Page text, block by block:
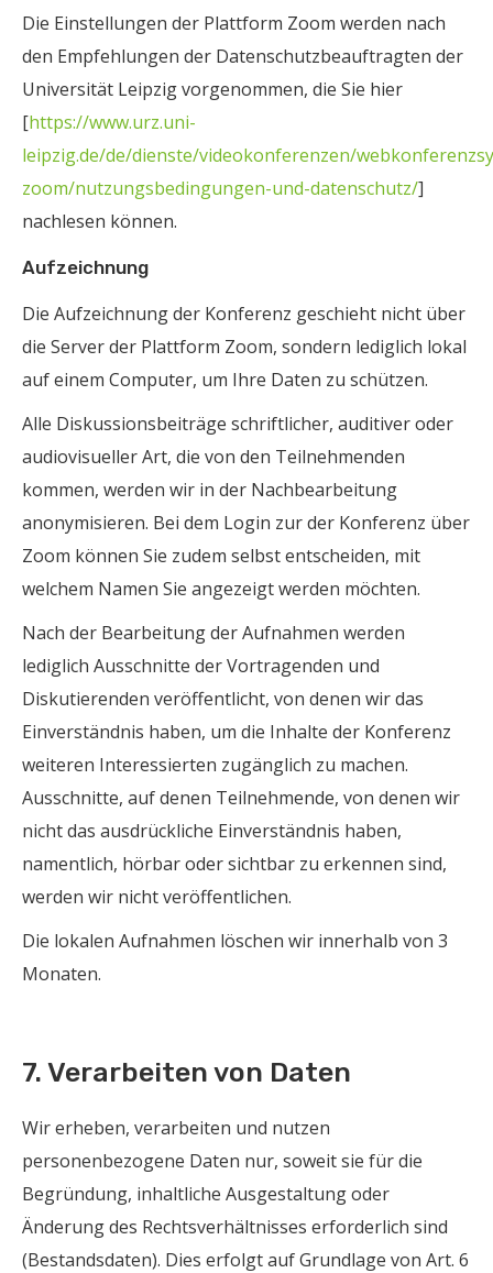
Die Einstellungen der Plattform Zoom werden nach
den Empfehlungen der Datenschutzbeauftragten der
Universität Leipzig vorgenommen, die Sie hier
[https://www.urz.uni-
leipzig.de/de/dienste/videokonferenzen/
zoom/nutzungsbedingungen-und-datenschutz/]
nachlesen können.
Aufzeichnung
Die Aufzeichnung der Konferenz geschieht nicht über
die Server der Plattform Zoom, sondern lediglich lokal
auf einem Computer, um Ihre Daten zu schützen.
Alle Diskussionsbeiträge schriftlicher, auditiver oder
audiovisueller Art, die von den Teilnehmenden
kommen, werden wir in der Nachbearbeitung
anonymisieren. Bei dem Login zur der Konferenz über
Zoom können Sie zudem selbst entscheiden, mit
welchem Namen Sie angezeigt werden möchten.
Nach der Bearbeitung der Aufnahmen werden
lediglich Ausschnitte der Vortragenden und
Diskutierenden veröffentlicht, von denen wir das
Einverständnis haben, um die Inhalte der Konferenz
weiteren Interessierten zugänglich zu machen.
Ausschnitte, auf denen Teilnehmende, von denen wir
nicht das ausdrückliche Einverständnis haben,
namentlich, hörbar oder sichtbar zu erkennen sind,
werden wir nicht veröffentlichen.
Die lokalen Aufnahmen löschen wir innerhalb von 3
Monaten.
7. Verarbeiten von Daten
Wir erheben, verarbeiten und nutzen
personenbezogene Daten nur, soweit sie für die
Begründung, inhaltliche Ausgestaltung oder
Änderung des Rechtsverhältnisses erforderlich sind
(Bestandsdaten). Dies erfolgt auf Grundlage von Art. 6